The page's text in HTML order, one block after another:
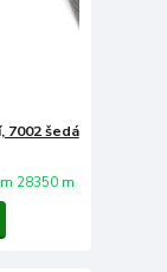
7002 šedá
28350 m